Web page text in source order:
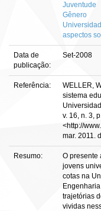
Juventude
Gênero
aspectos
Data de
publicação:
Set-2008
Referência:
WELLER,
sistema
v. 16, n. 3,
<http://
mar. 2011.
Resumo:
O presente
jovens
cotas na
trajetórias
vividas